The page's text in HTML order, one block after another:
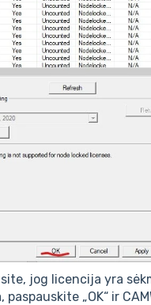
jog licencija yra
„OK“ ir